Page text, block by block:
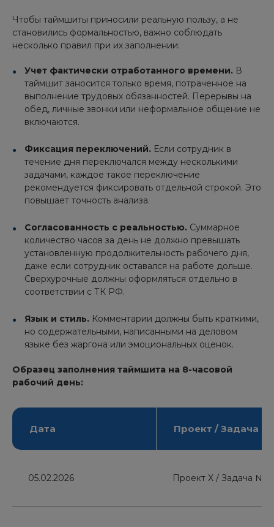
Чтобы таймшиты приносили реальную пользу, а не
становились формальностью, важно соблюдать
несколько правил при их заполнении:
Учет фактически отработанного времени. В
таймшит заносится только время, потраченное на
выполнение трудовых обязанностей. Перерывы на
обед, личные звонки или неформальное общение не
включаются.
Фиксация переключений. Если сотрудник в
течение дня переключался между несколькими
задачами, каждое такое переключение
рекомендуется фиксировать отдельной строкой. Это
повышает точность анализа.
Согласованность с реальностью. Суммарное
количество часов за день не должно превышать
установленную продолжительность рабочего дня,
даже если сотрудник оставался на работе дольше.
Сверхурочные должны оформляться отдельно в
соответствии с ТК РФ.
Язык и стиль. Комментарии должны быть краткими,
но содержательными, написанными на деловом
языке без жаргона или эмоциональных оценок.
Образец заполнения таймшита на 8-часовой
рабочий день:
Дата Проект / Задача
05.02.2026 Проект X / Задача